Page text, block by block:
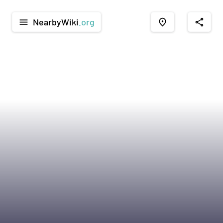
menu NearbyWiki .org place share